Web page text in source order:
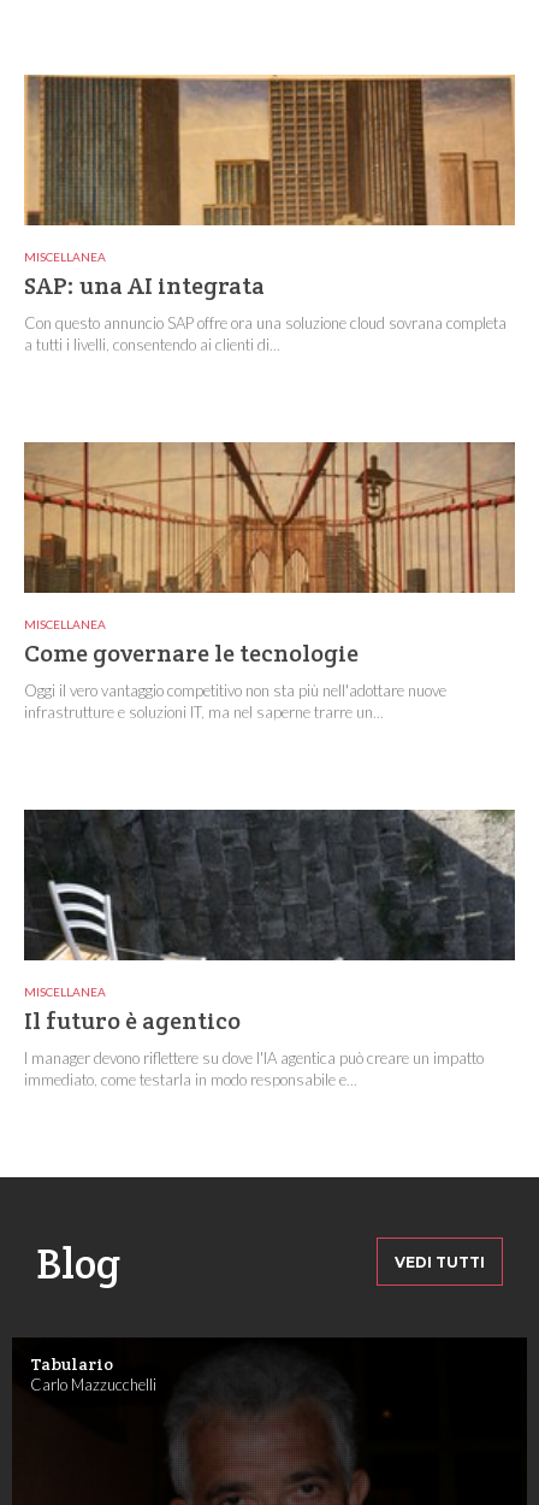
MISCELLANEA
SAP: una AI integrata
Con questo annuncio SAP offre ora una soluzione cloud sovrana completa
a tutti i livelli, consentendo ai clienti di...
MISCELLANEA
Come governare le tecnologie
Oggi il vero vantaggio competitivo non sta più nell'adottare nuove
infrastrutture e soluzioni IT, ma nel saperne trarre un...
MISCELLANEA
Il futuro è agentico
I manager devono riflettere su dove l'IA agentica può creare un impatto
immediato, come testarla in modo responsabile e...
Blog VEDI TUTTI
Tabulario
Carlo Mazzucchelli